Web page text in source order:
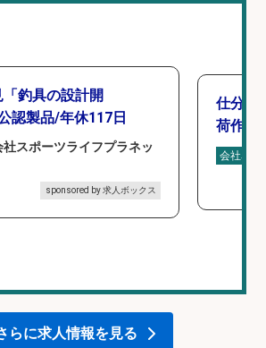
釣具の設計開
認製品/年休117日
社スポーツライフプラネッ
sponsored by 求人ボックス
仕分け
荷作業
会社名
らに求人情報を見る